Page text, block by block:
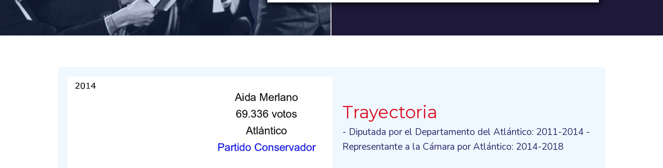
Trayectoria
- Diputada por el Departamento del Atlántico: 2011-2014 -
Representante a la Cámara por Atlántico: 2014-2018